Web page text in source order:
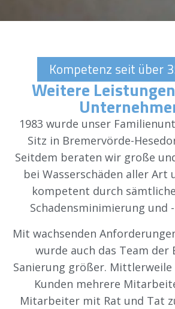
Kompetenz seit über
Weitere
1983 wurde unser
Sitz in Bremervörde-
Seitdem beraten wir große
bei Wasserschäden aller Art
kompetent durch
Schadensminimierung und
Mit wachsenden
wurde auch das Team der
Sanierung größer. Mittlerweile
Kunden mehrere
Mitarbeiter mit Rat und Tat